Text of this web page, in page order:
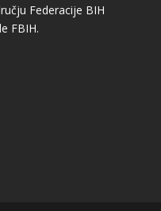
Federacije BIH
FBIH.